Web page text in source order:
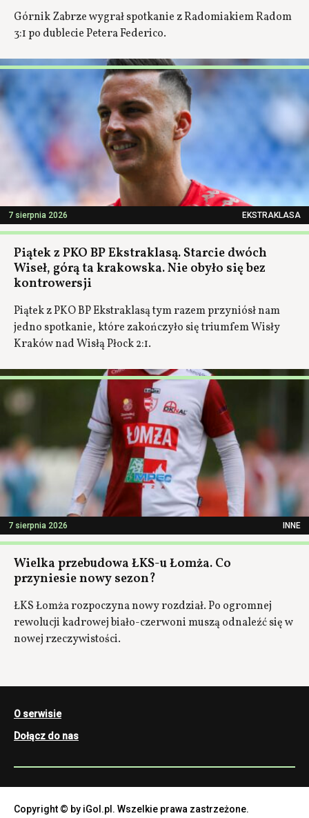
Górnik Zabrze wygrał spotkanie z Radomiakiem Radom
3:1 po dublecie Petera Federico.
7 sierpnia 2026 EKSTRAKLASA
Piątek z PKO BP Ekstraklasą. Starcie dwóch
Wiseł, górą ta krakowska. Nie obyło się bez
kontrowersji
Piątek z PKO BP Ekstraklasą tym razem przyniósł nam
jedno spotkanie, które zakończyło się triumfem Wisły
Kraków nad Wisłą Płock 2:1.
7 sierpnia 2026 INNE
Wielka przebudowa ŁKS-u Łomża. Co
przyniesie nowy sezon?
ŁKS Łomża rozpoczyna nowy rozdział. Po ogromnej
rewolucji kadrowej biało-czerwoni muszą odnaleźć się w
nowej rzeczywistości.
O serwisie
Dołącz do nas
Copyright © by iGol.pl. Wszelkie prawa zastrzeżone.